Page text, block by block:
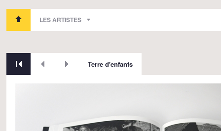
LES ARTISTES
Terre d'enfants